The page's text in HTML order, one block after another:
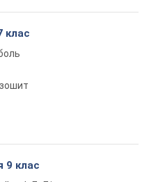
клас
9 клас